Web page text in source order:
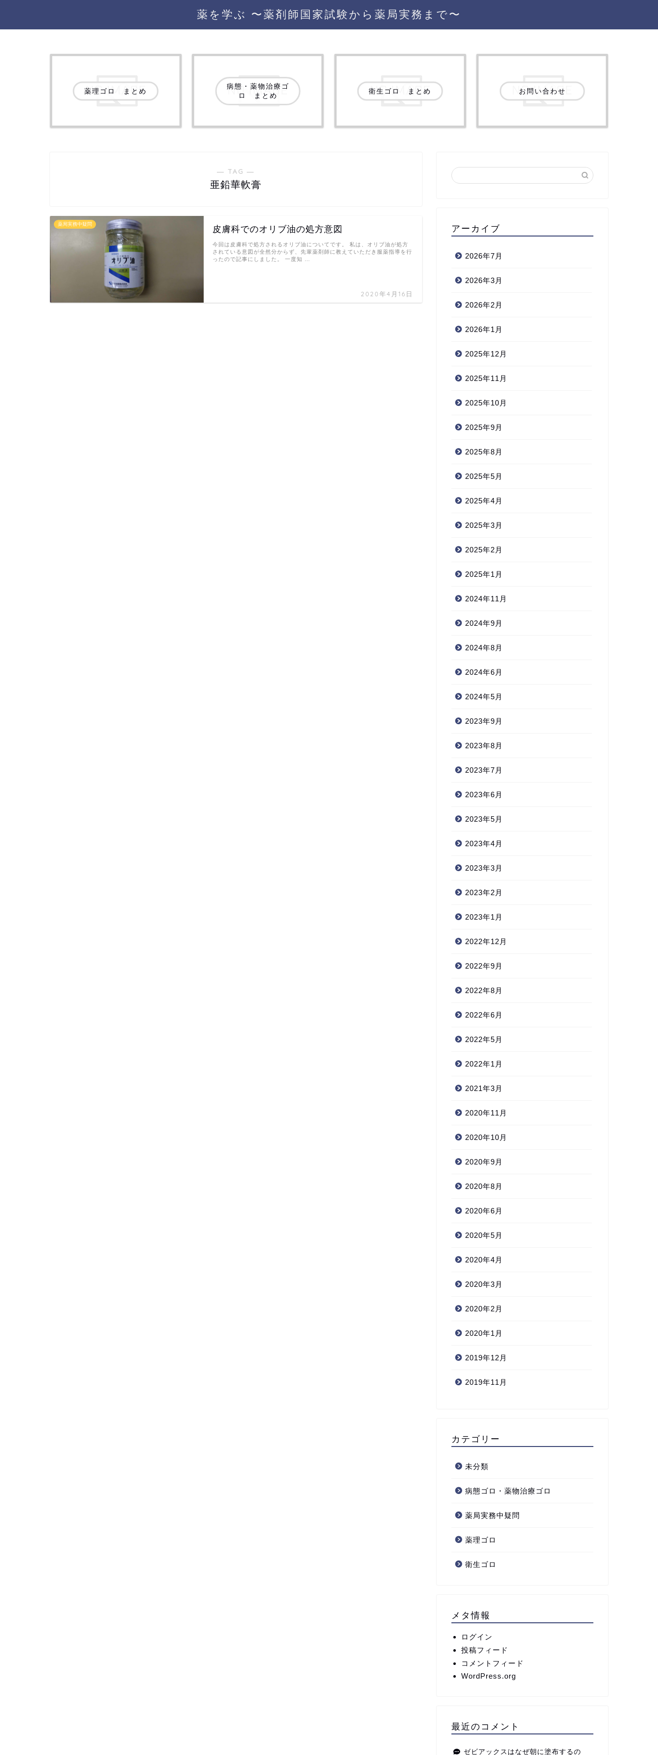
薬を学ぶ 〜薬剤師国家試験から薬局実務まで〜
薬理ゴロ まとめ
病態・薬物治療ゴ
ロ まとめ
衛生ゴロ まとめ お問い合わせ
― TAG ―
亜鉛華軟膏
薬局実務中疑問
皮膚科でのオリブ油の処方意図
2020年4月16日
今回は皮膚科で処方されるオリブ油についてです。 私は、オリブ油が処方
されている意図が全然分からず、先輩薬剤師に教えていただき服薬指導を行
ったので記事にしました。 一度知 …
アーカイブ
2026年7月
2026年3月
2026年2月
2026年1月
2025年12月
2025年11月
2025年10月
2025年9月
2025年8月
2025年5月
2025年4月
2025年3月
2025年2月
2025年1月
2024年11月
2024年9月
2024年8月
2024年6月
2024年5月
2023年9月
2023年8月
2023年7月
2023年6月
2023年5月
2023年4月
2023年3月
2023年2月
2023年1月
2022年12月
2022年9月
2022年8月
2022年6月
2022年5月
2022年1月
2021年3月
2020年11月
2020年10月
2020年9月
2020年8月
2020年6月
2020年5月
2020年4月
2020年3月
2020年2月
2020年1月
2019年12月
2019年11月
カテゴリー
未分類
病態ゴロ・薬物治療ゴロ
薬局実務中疑問
薬理ゴロ
衛生ゴロ
メタ情報
ログイン
投稿フィード
コメントフィード
WordPress.org
最近のコメント
ゼビアックスはなぜ朝に塗布するの